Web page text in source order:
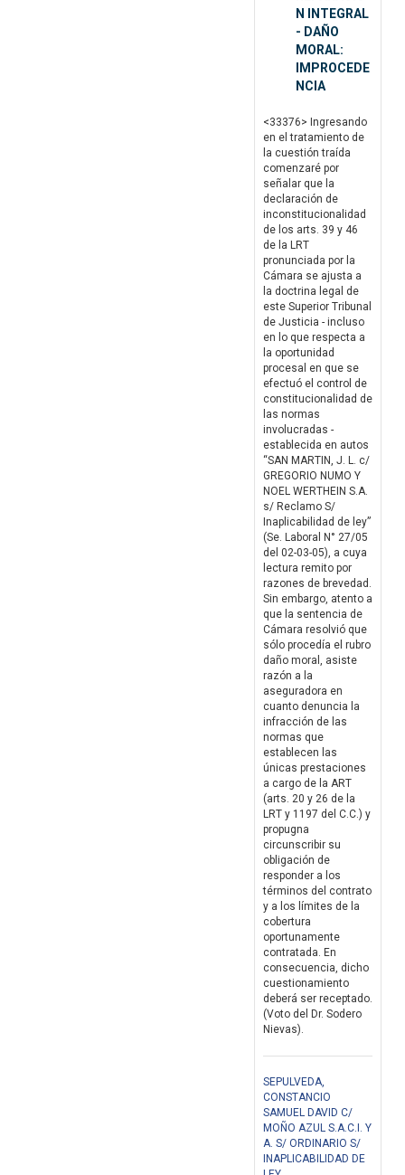
N INTEGRAL
- DAÑO
MORAL:
IMPROCEDE
NCIA
<33376> Ingresando
en el tratamiento de
la cuestión traída
comenzaré por
señalar que la
declaración de
inconstitucionalidad
de los arts. 39 y 46
de la LRT
pronunciada por la
Cámara se ajusta a
la doctrina legal de
este Superior Tribunal
de Justicia - incluso
en lo que respecta a
la oportunidad
procesal en que se
efectuó el control de
constitucionalidad de
las normas
involucradas -
establecida en autos
“SAN MARTIN, J. L. c/
GREGORIO NUMO Y
NOEL WERTHEIN S.A.
s/ Reclamo S/
Inaplicabilidad de ley”
(Se. Laboral N° 27/05
del 02-03-05), a cuya
lectura remito por
razones de brevedad.
Sin embargo, atento a
que la sentencia de
Cámara resolvió que
sólo procedía el rubro
daño moral, asiste
razón a la
aseguradora en
cuanto denuncia la
infracción de las
normas que
establecen las
únicas prestaciones
a cargo de la ART
(arts. 20 y 26 de la
LRT y 1197 del C.C.) y
propugna
circunscribir su
obligación de
responder a los
términos del contrato
y a los límites de la
cobertura
oportunamente
contratada. En
consecuencia, dicho
cuestionamiento
deberá ser receptado.
(Voto del Dr. Sodero
Nievas).
SEPULVEDA,
CONSTANCIO
SAMUEL DAVID C/
MOÑO AZUL S.A.C.I. Y
A. S/ ORDINARIO S/
INAPLICABILIDAD DE